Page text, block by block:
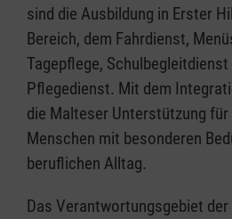
sind die Ausbildung in Erster
Bereich, dem Fahrdienst,
Tagepflege,
Pflegedienst. Mit dem
die Malteser Unterstützung
Menschen mit besonderen
beruflichen Alltag.
Das Verantwortungsgebiet